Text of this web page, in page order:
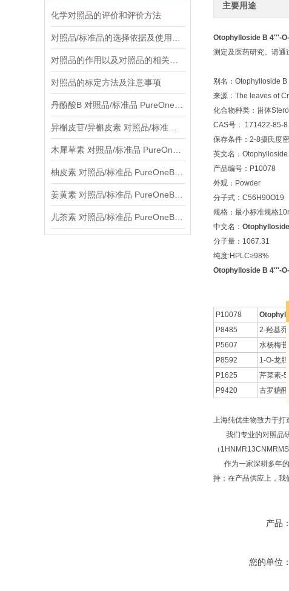
化学对照品的评价和评价方法
对照品的标定方法及注意事项
主要用途
Otophylloside B 4'''-
测定及医药研究。请通
别名：Otophylloside
来源：The leaves of
化合物种类：甾体
CAS号： 171422-85-8
保存条件：2-8摄氏度
英文名：
产品编号：P10078
外观：Powder
分子式：C56H90O19
规格：最小标准规格
中文名：
分子量：1067.31
纯度:HPLC≥98%
Otophylloside B 4'''-
P10078
P8485
2-羟基乔
P5607
水杨梅苷
P8592
1-O-龙
P1625
芹菜素-
P9420
古罗糖醛
上海纯优生物致力于打
我们专业的对照品研
（
作为一家深耕多年的
持；在产品供应上，我
产品：
您的单位：